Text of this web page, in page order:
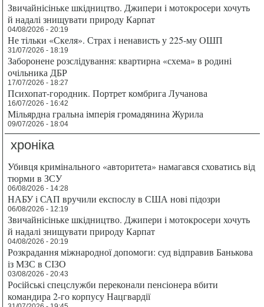
Звичайнісіньке шкідництво. Джипери і мотокросери хочуть
й надалі знищувати природу Карпат
04/08/2026 - 20:19
Не тільки «Скеля». Страх і ненависть у 225-му ОШП
31/07/2026 - 18:19
Заборонене розслідування: квартирна «схема» в родині
очільника ДБР
17/07/2026 - 18:27
Психопат-городник. Портрет комбрига Лучанова
16/07/2026 - 16:42
Мільярдна гральна імперія громадянина Журила
09/07/2026 - 18:04
хроніка
Убивця кримінального «авторитета» намагався сховатись від
тюрми в ЗСУ
06/08/2026 - 14:28
НАБУ і САП вручили експослу в США нові підозри
06/08/2026 - 12:19
Звичайнісіньке шкідництво. Джипери і мотокросери хочуть
й надалі знищувати природу Карпат
04/08/2026 - 20:19
Розкрадання міжнародної допомоги: суд відправив Банькова
із МЗС в СІЗО
03/08/2026 - 20:43
Російські спецслужби переконали пенсіонера вбити
командира 2-го корпусу Нацгвардії